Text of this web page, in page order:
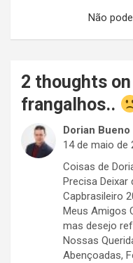
Não
2 thoughts on
frangalhos..
Dorian Bueno
14 de maio de
Coisas de
Precisa Deixar
Capbrasileiro
Meus Amigos
mas desejo
Nossas
Abençoadas,